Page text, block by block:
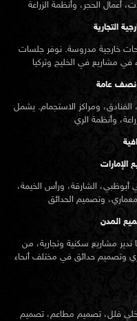
التجارية
خارجية مدروسة. نوفر جلسات
عامة
ومراكز الاستجمام. يشمل
الإمارات
الشارقة، ورأس الخيمة،
المدن
مشاريع سكنية وتجارية، من
وتصميم حدائق في مختلف أنحاء
فلل، تصميم مطاعم، تصميم